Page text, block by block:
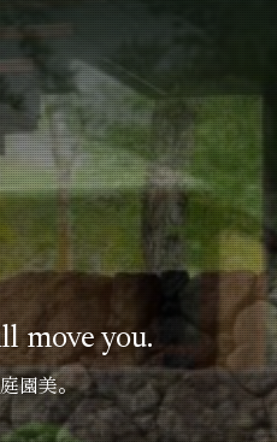
move you.
園美。